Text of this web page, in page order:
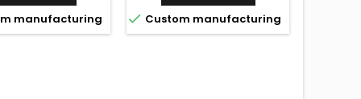
manufacturing  Custom manufacturing